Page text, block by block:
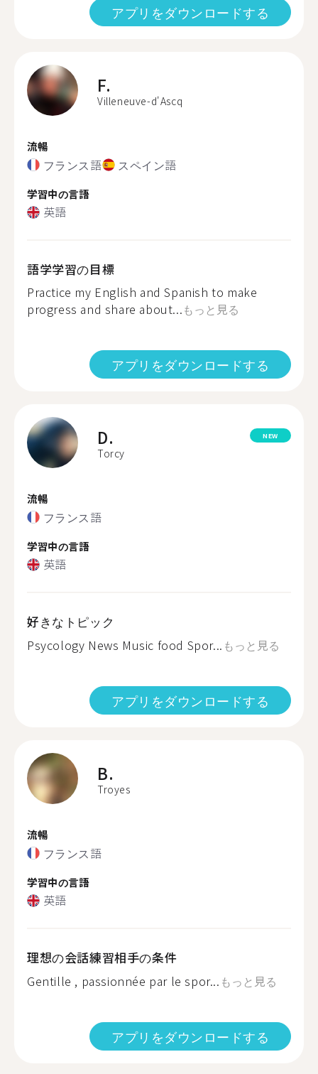
アプリをダウンロードする
F.
Villeneuve-d'Ascq
流暢
フランス語 スペイン語
学習中の言語
英語
語学学習の目標
Practice my English and Spanish to make
progress and share about...もっと見る
アプリをダウンロードする
D.
Torcy
NEW
流暢
フランス語
学習中の言語
英語
好きなトピック
Psycology News Music food Spor... もっと見る
アプリをダウンロードする
B.
Troyes
流暢
フランス語
学習中の言語
英語
理想の会話練習相手の条件
Gentille , passionnée par le spor... もっと見る
アプリをダウンロードする